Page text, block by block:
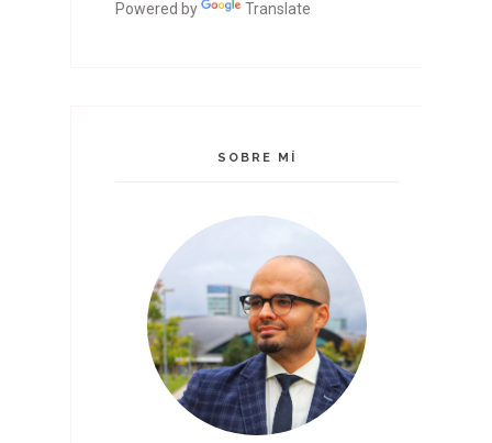
Powered by Translate
SOBRE MÍ